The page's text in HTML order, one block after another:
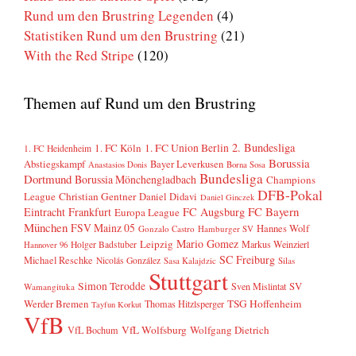
Rund um den Brustring Legenden (4)
Statistiken Rund um den Brustring (21)
With the Red Stripe (120)
Themen auf Rund um den Brustring
1. FC Heidenheim 1. FC Köln 1. FC Union Berlin 2. Bundesliga
Abstiegskampf Anastasios Donis Bayer Leverkusen Borna Sosa Borussia
Dortmund Borussia Mönchengladbach Bundesliga Champions
League Christian Gentner Daniel Didavi Daniel Ginczek DFB-Pokal
Eintracht Frankfurt Europa League FC Augsburg FC Bayern
München FSV Mainz 05 Gonzalo Castro Hamburger SV Hannes Wolf
Hannover 96 Holger Badstuber Leipzig Mario Gomez Markus Weinzierl
Michael Reschke Nicolás González Sasa Kalajdzic SC Freiburg Silas
Wamangituka Simon Terodde Stuttgart Sven Mislintat SV
Werder Bremen Tayfun Korkut Thomas Hitzlsperger TSG Hoffenheim
VfB VfL Bochum VfL Wolfsburg Wolfgang Dietrich